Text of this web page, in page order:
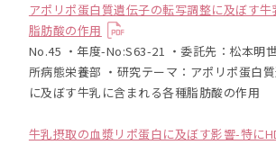
アポリポ蛋白質遺伝子の転写調整に及ぼす
脂肪酸の作用
No.45 ・年度-No:S63-21 ・委託先：松本
所病態栄養部 ・研究テーマ：アポリポ蛋白
に及ぼす牛乳に含まれる各種脂肪酸の作用
牛乳摂取の血漿リポ蛋白に及ぼす影響-特に